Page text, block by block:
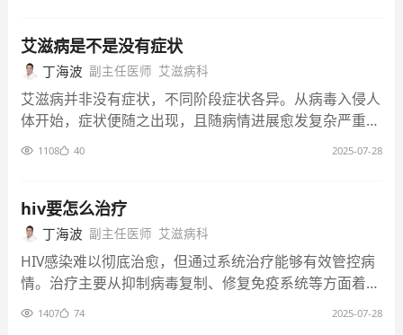
机会性感染和并发症的发生几率。 3、免疫系统受损期：
当免疫系统因艾滋病受损，治疗依旧关键。虽不能让免疫
系统完全复原，但借助药物可减缓免疫功能下降速度。通
过治疗机会性感染、增强营养支持等手段，能缓解患者不
适症状，提高生活质量，延长生存时间。 4、复杂并发症
善状况。针对如严重肺部感染、恶性肿瘤等并发症，采用
大，但合理干预仍能在一定程度上控制病情，减轻患者痛
苦，提升生存质量。 5、终末期阶段： 艾滋病发展至终末
期，仍有治疗方案。此时主要以缓解患者痛苦为目的，通
过姑息治疗，如控制疼痛、改善呼吸等，让患者在生命最
后阶段相对舒适。且还需进行心理关怀，帮助患者平静面
对疾病，维护尊严。 艾滋病治疗全程，患者需坚定治疗
低病毒载量，延缓病情进展，从根本上控制HIV感染，为
后续治疗创造有利条件，是整个治疗方案的核心部分。
2、免疫调节治疗： HIV严重破坏人体免疫系统，免疫调
节治疗致力于恢复和增强免疫功能。通过调节免疫细胞活
性，促进免疫细胞生成，提升机体对病毒及其他病原体的
抵抗能力，降低感染风险，帮助患者身体更好地应对病毒
发生各种机会性感染。针对不同类型感染，如细菌、真菌
或病毒感染，在医生指导下采用相应治疗手段。通过有效
控制感染，缓解症状，减轻患者痛苦，防止病情因并发症
恶化。 4、中医辅助治疗： 中医从整体观念出发，利用中
药调理、针灸等方法，改善患者体质，增强身体自我修复
高患者生活质量，在HIV综合治疗中起到有益补充作用。
艾滋病是不是没有症状
丁海波 副主任医师 艾滋病科
艾滋病并非没有症状，不同阶段症状各异。从病毒入侵人
体开始，症状便随之出现，且随病情进展愈发复杂严重。
了解这些症状，有助于早发现、早治疗，对控制病情意义
8℃左右，还伴有咽痛、盗汗、呕吐、腹泻、皮疹等症
状。这些症状类似感冒或流感，易被忽视，但却是免疫系
统初次与病毒抗争的外在表现。 2、无症状期： 无症状期
并非真的毫无症状，此阶段病毒在体内持续复制，免疫系
统逐步受损。虽多数患者无明显不适，但部分人可能出现
淋巴结肿大，多为颈部、腋窝或腹股沟处，质地较软、可
1108 40 2025-07-28
hiv要怎么治疗
丁海波 副主任医师 艾滋病科
HIV感染难以彻底治愈，但通过系统治疗能够有效管控病
情。治疗主要从抑制病毒复制、修复免疫系统等方面着
手，以此延缓病程发展，改善患者生存状况。 1、抗病毒
1407 74 2025-07-28